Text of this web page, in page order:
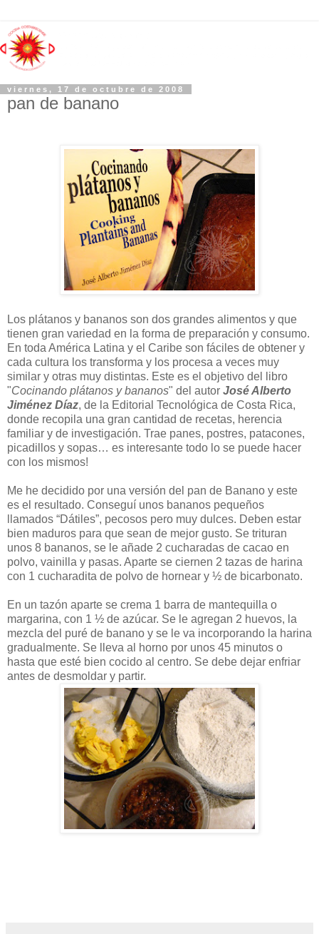
viernes, 17 de octubre de 2008
pan de banano
Los plátanos y bananos son dos grandes alimentos y que
tienen gran variedad en la forma de preparación y consumo.
En toda América Latina y el Caribe son fáciles de obtener y
cada cultura los transforma y los procesa a veces muy
similar y otras muy distintas. Este es el objetivo del libro
"Cocinando plátanos y bananos" del autor José Alberto
Jiménez Díaz, de la Editorial Tecnológica de Costa Rica,
donde recopila una gran cantidad de recetas, herencia
familiar y de investigación. Trae panes, postres, patacones,
picadillos y sopas… es interesante todo lo se puede hacer
con los mismos!
Me he decidido por una versión del pan de Banano y este
es el resultado. Conseguí unos bananos pequeños
llamados “Dátiles”, pecosos pero muy dulces. Deben estar
bien maduros para que sean de mejor gusto. Se trituran
unos 8 bananos, se le añade 2 cucharadas de cacao en
polvo, vainilla y pasas. Aparte se ciernen 2 tazas de harina
con 1 cucharadita de polvo de hornear y ½ de bicarbonato.
En un tazón aparte se crema 1 barra de mantequilla o
margarina, con 1 ½ de azúcar. Se le agregan 2 huevos, la
mezcla del puré de banano y se le va incorporando la harina
gradualmente. Se lleva al horno por unos 45 minutos o
hasta que esté bien cocido al centro. Se debe dejar enfriar
antes de desmoldar y partir.